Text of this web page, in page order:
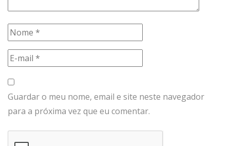
Guardar o meu nome, email e site neste navegador
para a próxima vez que eu comentar.